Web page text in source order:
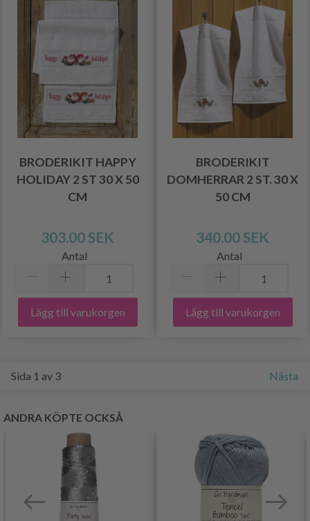
BRODERIKIT HAPPY
HOLIDAY 2 ST 30 X 50
CM
303.00 SEK
Antal
Lägg till varukorgen
BRODERIKIT
DOMHERRAR 2 ST. 30 X
50 CM
340.00 SEK
Antal
Lägg till varukorgen
Sida 1 av 3 Nästa
ANDRA KÖPTE OCKSÅ